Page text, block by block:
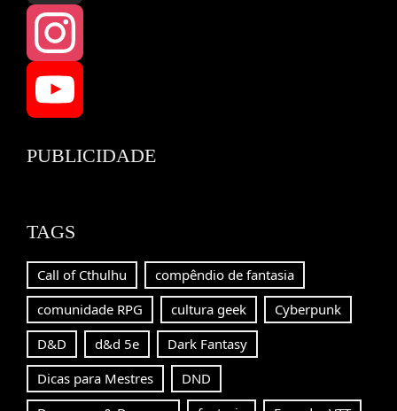
Threads
Instagram
YouTube
PUBLICIDADE
TAGS
Call of Cthulhu
compêndio de fantasia
comunidade RPG
cultura geek
Cyberpunk
D&D
d&d 5e
Dark Fantasy
Dicas para Mestres
DND